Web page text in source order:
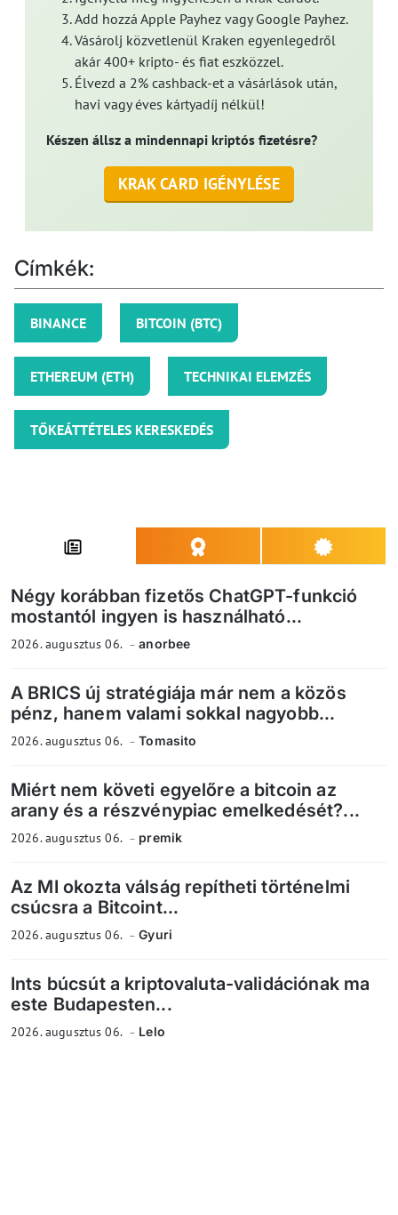
Add hozzá Apple Payhez vagy Google Payhez.
Vásárolj közvetlenül Kraken egyenlegedről
akár 400+ kripto- és fiat eszközzel.
Élvezd a 2% cashback-et a vásárlások után,
havi vagy éves kártyadíj nélkül!
Készen állsz a mindennapi kriptós fizetésre?
KRAK CARD IGÉNYLÉSE
Címkék:
BINANCE BITCOIN (BTC)
ETHEREUM (ETH) TECHNIKAI ELEMZÉS
TŐKEÁTTÉTELES KERESKEDÉS
Négy korábban fizetős ChatGPT-funkció
mostantól ingyen is használható...
2026. augusztus 06. anorbee
A BRICS új stratégiája már nem a közös
pénz, hanem valami sokkal nagyobb...
2026. augusztus 06. Tomasito
Miért nem követi egyelőre a bitcoin az
arany és a részvénypiac emelkedését?...
2026. augusztus 06. premik
Az MI okozta válság repítheti történelmi
csúcsra a Bitcoint...
2026. augusztus 06. Gyuri
Ints búcsút a kriptovaluta-validációnak ma
este Budapesten...
2026. augusztus 06. Lelo